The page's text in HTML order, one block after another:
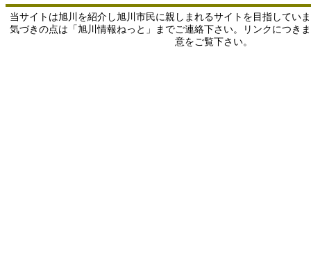
当サイトは旭川を紹介し旭川市民に親しまれるサイトを目指してい
気づきの点は「旭川情報ねっと」までご連絡下さい。リンクにつき
意をご覧下さい。